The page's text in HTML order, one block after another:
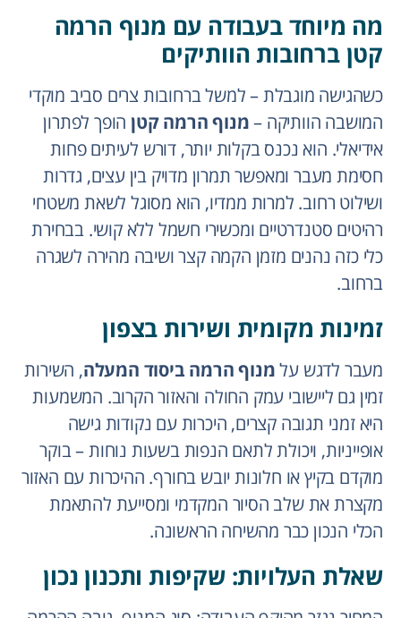
מה מיוחד בעבודה עם מנוף הרמה
קטן ברחובות הוותיקים
כשהגישה מוגבלת – למשל ברחובות צרים סביב מוקדי
המושבה הוותיקה –מנוף הרמה קטן הופך לפתרון
אידיאלי. הוא נכנס בקלות יותר, דורש לעיתים פחות
חסימת מעבר ומאפשר תמרון מדויק בין עצים, גדרות
ושילוט רחוב. למרות ממדיו, הוא מסוגל לשאת משטחי
רהיטים סטנדרטיים ומכשירי חשמל ללא קושי. בבחירת
כלי כזה נהנים מזמן הקמה קצר ושיבה מהירה לשגרה
ברחוב.
זמינות מקומית ושירות בצפון
מעבר לדגש עלמנוף הרמה ביסוד המעלה, השירות
זמין גם ליישובי עמק החולה והאזור הקרוב. המשמעות
היא זמני תגובה קצרים, היכרות עם נקודות גישה
אופייניות, ויכולת לתאם הנפות בשעות נוחות – בוקר
מוקדם בקיץ או חלונות יובש בחורף. ההיכרות עם האזור
מקצרת את שלב הסיור המקדמי ומסייעת להתאמת
הכלי הנכון כבר מהשיחה הראשונה.
שאלת העלויות: שקיפות ותכנון נכון